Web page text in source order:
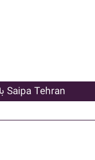
بازیکن تعویضی Saipa Tehran